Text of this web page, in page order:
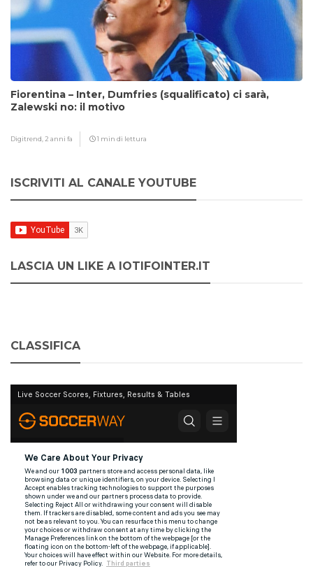
Fiorentina – Inter, Dumfries (squalificato) ci sarà,
Zalewski no: il motivo
Digitrend, 2 anni fa 1 min di lettura
ISCRIVITI AL CANALE YOUTUBE
LASCIA UN LIKE A IOTIFOINTER.IT
CLASSIFICA